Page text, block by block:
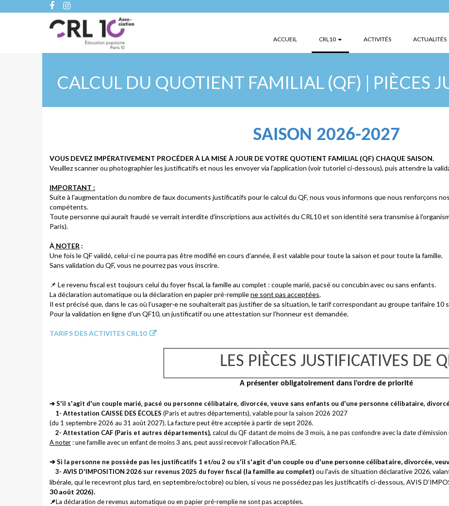
ACCUEIL CRL10 (CURRENT)ACTIVITÉS ACTUALITÉS
CALCUL DU QUOTIENT FAMILIAL (QF) | PIÈCES
SAISON 2026-2027
VOUS DEVEZ IMPÉRATIVEMENT PROCÉDER À LA MISE À JOUR DE VOTRE QUOTIENT FAMILIAL (QF) CHAQUE SAISON.
Veuillez scanner ou photographier les justificatifs et nous les envoyer via l’application (voir tutoriel ci-dessous), puis attendre la
IMPORTANT :
Suite à l'augmentation du nombre de faux documents justificatifs pour le calcul du QF, nous vous informons que nous renforçons
compétents.
Toute personne qui aurait fraudé se verrait interdite d'inscriptions aux activités du CRL10 et son identité sera transmise à
Paris).
À NOTER :
Une fois le QF validé, celui-ci ne pourra pas être modifié en cours d’année, il est valable pour toute la saison et pour toute la famille.
Sans validation du QF, vous ne pourrez pas vous inscrire.
📌 Le revenu fiscal est toujours celui du foyer fiscal, la famille au complet : couple marié, pacsé ou concubin avec ou sans enfants.
La déclaration automatique ou la déclaration en papier pré-rempliene sont pas acceptées.
Il est précisé que, dans le cas où l’usager·e ne souhaiterait pas justifier de sa situation, le tarif correspondant au groupe tarifaire 10
Pour la validation en ligne d’un QF10, un justificatif ou une attestation sur l’honneur est demandée.
TARIFS DES ACTIVITES CRL10
LES PIÈCES JUSTIFICATIVES DE
A présenter obligatoirement dans l'ordre de priorité
➔ S'il s'agit d'un couple marié, pacsé ou personne célibataire, divorcée, veuve sans enfants ou d'une personne célibataire,
1- Attestation CAISSE DES ÉCOLES (Paris et autres départements), valable pour la saison 2026 2027
(du 1 septembre 2026 au 31 août 2027). La facture peut être acceptée à partir de sept 2026.
2- Attestation CAF (Paris et autres départements), calcul du QF datant de moins de 3 mois, à ne pas confondre avec la date
A noter : une famille avec un enfant de moins 3 ans, peut aussi recevoir l'allocation PAJE.
➔Si la personne ne possède pas les justificatifs 1 et/ou 2 ou s'il s'agit d'un couple ou d'une personne célibataire, divorcée,
3- AVIS D'IMPOSITION 2026 sur revenus 2025 du foyer fiscal (la famille au complet) ou l'avis de situation déclarative 2026,
libérale, qui le recevront plus tard, en septembre/octobre) ou bien, si vous ne possédez pas les justificatifs ci-dessous, AVIS
30 août 2026).
📌La déclaration de revenus automatique ou en papier pré-remplie ne sont pas acceptées.